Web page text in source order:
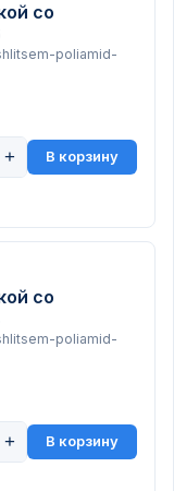
со
poliamid-
+ В корзину
со
poliamid-
+ В корзину